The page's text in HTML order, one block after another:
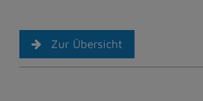
Zur Übersicht